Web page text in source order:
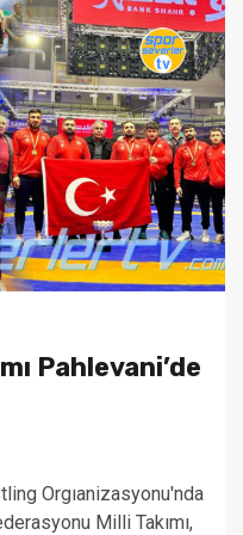
Pahlevani’de
Orgıanizasyonu'nda
Milli Takımı,